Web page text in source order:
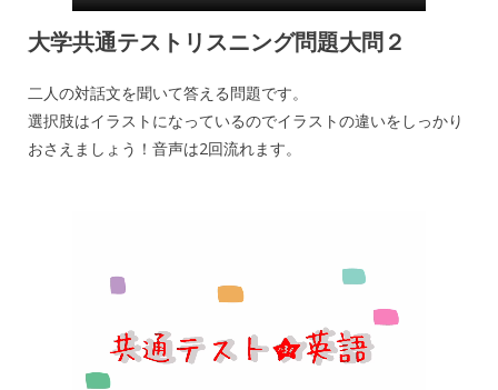
大学共通テストリスニング問題大問２
二人の対話文を聞いて答える問題です。
選択肢はイラストになっているのでイラストの違いをしっかり
おさえましょう！音声は2回流れます。